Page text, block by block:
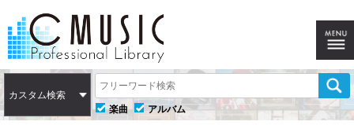
カスタム検索
楽曲
アルバム